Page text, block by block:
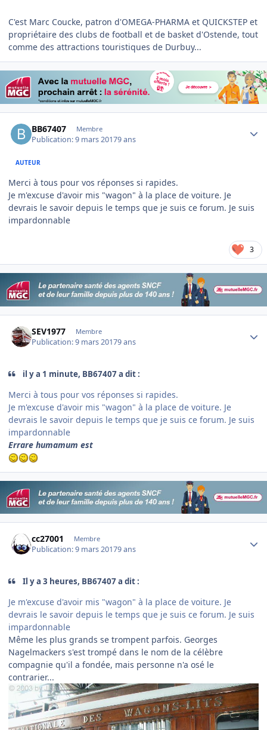
C'est Marc Coucke, patron d'OMEGA-PHARMA et QUICKSTEP et
propriétaire des clubs de football et de basket d'Ostende, tout
comme des attractions touristiques de Durbuy...
BB67407 Membre
Publication:9 mars 20179 ans
AUTEUR
Merci à tous pour vos réponses si rapides.
Je m'excuse d'avoir mis "wagon" à la place de voiture. Je
devrais le savoir depuis le temps que je suis ce forum. Je suis
impardonnable
3
SEV1977 Membre
Publication:9 mars 20179 ans
il y a 1 minute, BB67407 a dit :
Merci à tous pour vos réponses si rapides.
Je m'excuse d'avoir mis "wagon" à la place de voiture. Je
devrais le savoir depuis le temps que je suis ce forum. Je suis
impardonnable
Errare humamum est
cc27001 Membre
Publication:9 mars 20179 ans
Il y a 3 heures, BB67407 a dit :
Je m'excuse d'avoir mis "wagon" à la place de voiture. Je
devrais le savoir depuis le temps que je suis ce forum. Je suis
impardonnable
Même les plus grands se trompent parfois. Georges
Nagelmackers s'est trompé dans le nom de la célèbre
compagnie qu'il a fondée, mais personne n'a osé le
contrarier...